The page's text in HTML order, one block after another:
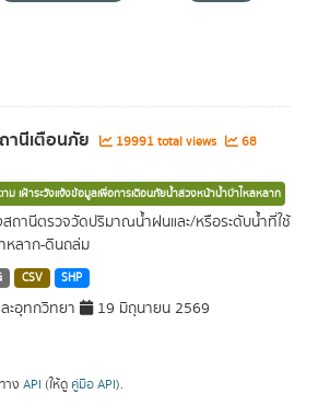
นีเตือนภัย 19991 total views
68
ม เฝ้าระวังแจ้งข้อมูลเพื่อการเตือนภัยน้ำล่วงหน้าน้ำป่าไหลหลาก
ถานีตรวจวัดปริมาณน้ำฝนและ/หรือระดับน้ำที่ใช้
หลาก-ดินถล่ม
CSV SHP
อุทกวิทยา 19 มิถุนายน 2569
าง API (ให้ดู คู่มือ API).